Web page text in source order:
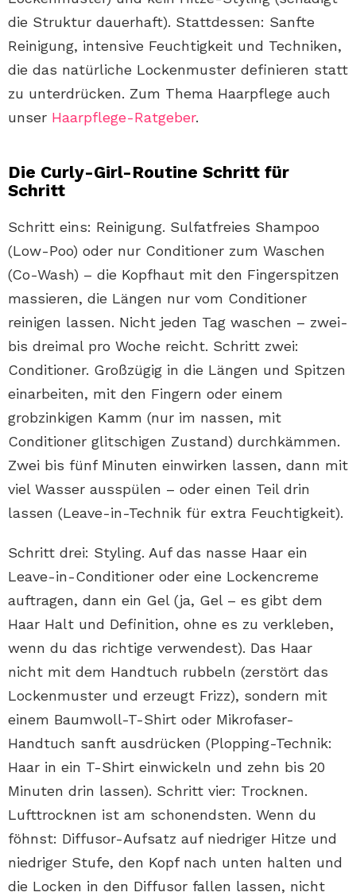
die Struktur dauerhaft). Stattdessen: Sanfte
Reinigung, intensive Feuchtigkeit und Techniken,
die das natürliche Lockenmuster definieren statt
zu unterdrücken. Zum Thema Haarpflege auch
unser Haarpflege-Ratgeber.
Die Curly-Girl-Routine Schritt für
Schritt
Schritt eins: Reinigung. Sulfatfreies Shampoo
(Low-Poo) oder nur Conditioner zum Waschen
(Co-Wash) – die Kopfhaut mit den Fingerspitzen
massieren, die Längen nur vom Conditioner
reinigen lassen. Nicht jeden Tag waschen – zwei-
bis dreimal pro Woche reicht. Schritt zwei:
Conditioner. Großzügig in die Längen und Spitzen
einarbeiten, mit den Fingern oder einem
grobzinkigen Kamm (nur im nassen, mit
Conditioner glitschigen Zustand) durchkämmen.
Zwei bis fünf Minuten einwirken lassen, dann mit
viel Wasser ausspülen – oder einen Teil drin
lassen (Leave-in-Technik für extra Feuchtigkeit).
Schritt drei: Styling. Auf das nasse Haar ein
Leave-in-Conditioner oder eine Lockencreme
auftragen, dann ein Gel (ja, Gel – es gibt dem
Haar Halt und Definition, ohne es zu verkleben,
wenn du das richtige verwendest). Das Haar
nicht mit dem Handtuch rubbeln (zerstört das
Lockenmuster und erzeugt Frizz), sondern mit
einem Baumwoll-T-Shirt oder Mikrofaser-
Handtuch sanft ausdrücken (Plopping-Technik:
Haar in ein T-Shirt einwickeln und zehn bis 20
Minuten drin lassen). Schritt vier: Trocknen.
Lufttrocknen ist am schonendsten. Wenn du
föhnst: Diffusor-Aufsatz auf niedriger Hitze und
niedriger Stufe, den Kopf nach unten halten und
die Locken in den Diffusor fallen lassen, nicht